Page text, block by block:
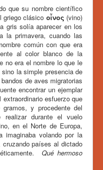
que su nombre científico
griego clásico οἶνος (vino)
gris solía aparecer en los
la primavera, cuando las
común con que era
al color blanco de la
no era el nombre lo que le
la simple presencia de
de aves migratorias
encontrar un ejemplar
esfuerzo que
y procedente del
realizar durante el vuelo
en el Norte de Europa,
volando por la
países al dictado
Qué hermoso